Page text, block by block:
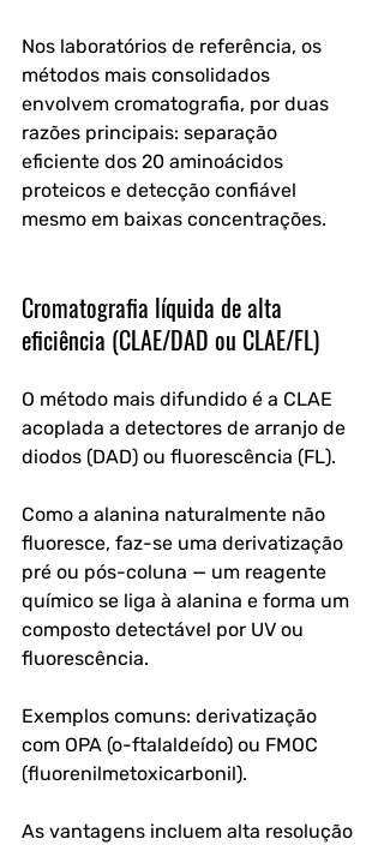
Nos laboratórios de referência, os
métodos mais consolidados
envolvem cromatografia, por duas
razões principais: separação
eficiente dos 20 aminoácidos
proteicos e detecção confiável
mesmo em baixas concentrações.
Cromatografia líquida de alta
eficiência (CLAE/DAD ou CLAE/FL)
O método mais difundido é a CLAE
acoplada a detectores de arranjo de
diodos (DAD) ou fluorescência (FL).
Como a alanina naturalmente não
fluoresce, faz-se uma derivatização
pré ou pós-coluna — um reagente
químico se liga à alanina e forma um
composto detectável por UV ou
fluorescência.
Exemplos comuns: derivatização
com OPA (o-ftalaldeído) ou FMOC
(fluorenilmetoxicarbonil).
As vantagens incluem alta resolução